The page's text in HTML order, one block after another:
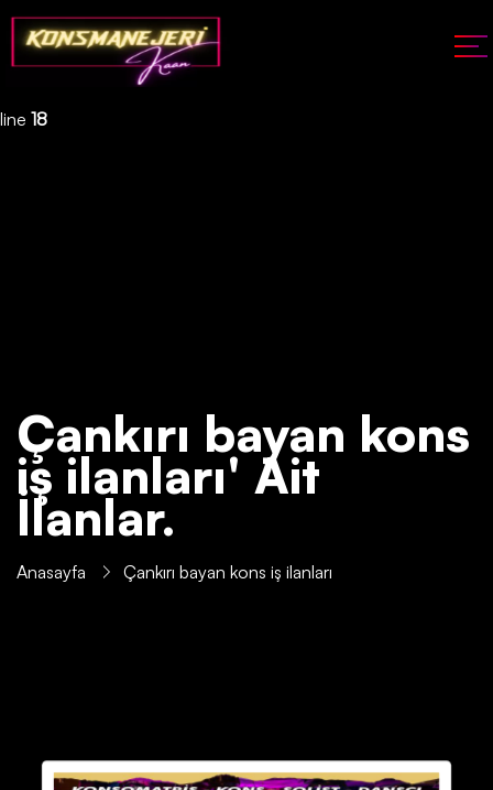
Deprecated: json_decode(): Passing null to parameter #1 ($json)
of type string is deprecated in
/home/konsmenajericom/public_html/api/kontrol/etiket.php
line 18
Çankırı bayan kons
iş ilanları' Ait
İlanlar.
Anasayfa Çankırı bayan kons iş ilanları